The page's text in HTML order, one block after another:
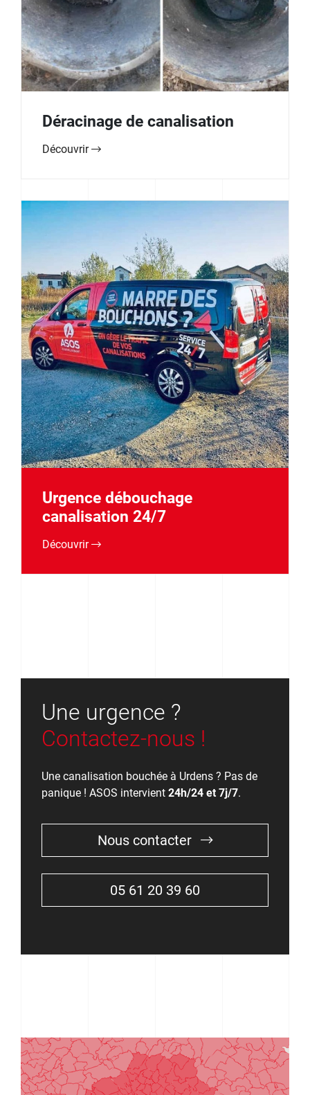
Déracinage de canalisation
Découvrir
Urgence débouchage
canalisation 24/7
Découvrir
Une urgence ?
Contactez-nous !
Une canalisation bouchée à Urdens ? Pas de
panique ! ASOS intervient 24h/24 et 7j/7.
Nous contacter
05 61 20 39 60